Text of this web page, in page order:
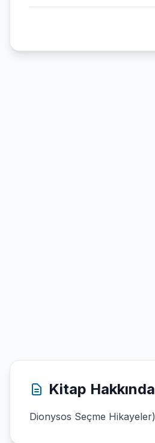
Kitap Hakkında
Dionysos Seçme Hikayeler)